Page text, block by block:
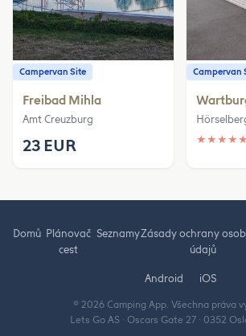
Campervan Site
Freibad Mihla
Amt Creuzburg
23 EUR
Campervan
★ ★ ★ ★ ★
Domů Plánovač
cest
SeznamyZásady ochrany
údajů
Android iOS
© 2026 Camping App. Všechna práva
Lets Go AS · Oscars Gate 27 · 0352